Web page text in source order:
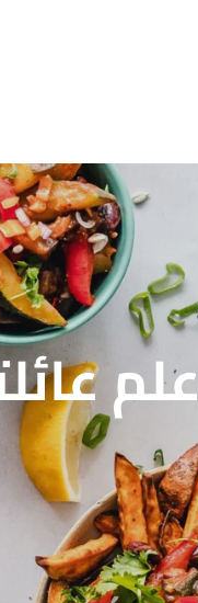
علم